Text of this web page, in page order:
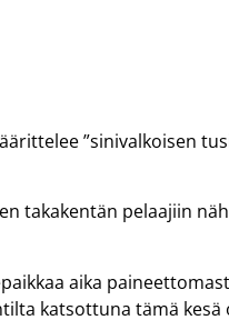
”sinivalkoisen
takakentän pelaajiin
aika
katsottuna tämä